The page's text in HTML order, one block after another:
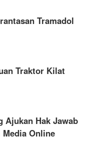
Tramadol
Traktor Kilat
Ajukan Hak Jawab
Online